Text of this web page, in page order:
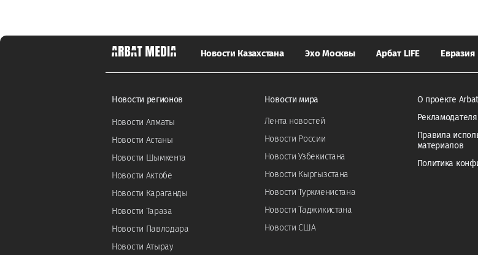
Новости Казахстана Эхо Москвы Арбат LIFE Евразия
Новости регионов
Новости Алматы
Новости Астаны
Новости Шымкента
Новости Актобе
Новости Караганды
Новости Тараза
Новости Павлодара
Новости Атырау
Новости мира
Лента новостей
Новости России
Новости Узбекистана
Новости Кыргызстана
Новости Туркменистана
Новости Таджикистана
Новости США
О проекте
Правила
материалов
Политика